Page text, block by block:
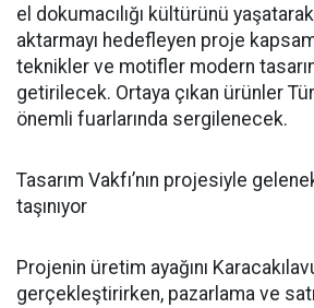
el dokumacılığı kültürünü
aktarmayı hedefleyen proje
teknikler ve motifler modern
getirilecek. Ortaya çıkan ürünler
önemli fuarlarında sergilenecek.
Tasarım Vakfı’nın projesiyle
taşınıyor
Projenin üretim ayağını
gerçekleştirirken, pazarlama ve